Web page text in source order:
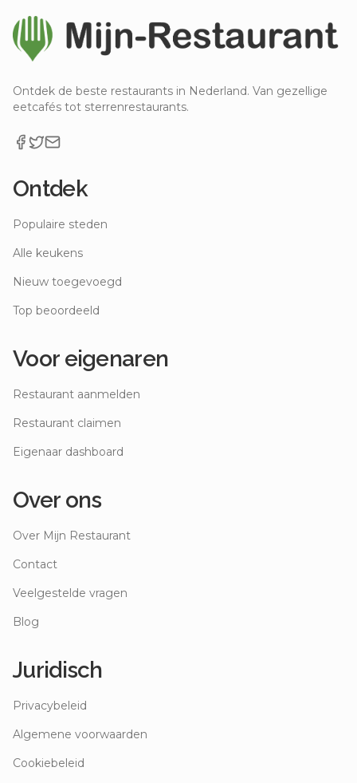
Ontdek de beste restaurants in Nederland. Van gezellige
eetcafés tot sterrenrestaurants.
Ontdek
Populaire steden
Alle keukens
Nieuw toegevoegd
Top beoordeeld
Voor eigenaren
Restaurant aanmelden
Restaurant claimen
Eigenaar dashboard
Over ons
Over Mijn Restaurant
Contact
Veelgestelde vragen
Blog
Juridisch
Privacybeleid
Algemene voorwaarden
Cookiebeleid